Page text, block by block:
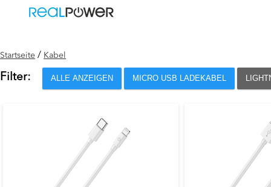
Startseite / Kabel
Filter: ALLE ANZEIGEN MICRO USB LADEKABEL